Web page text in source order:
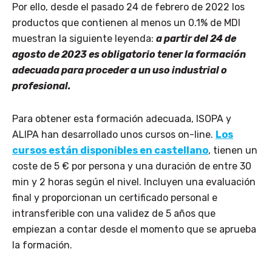
Por ello, desde el pasado 24 de febrero de 2022 los
productos que contienen al menos un 0.1% de MDI
muestran la siguiente leyenda: apartir del 24 de
agosto de 2023 es obligatorio tener la formación
adecuada para proceder a un uso industrial o
profesional.
Para obtener esta formación adecuada, ISOPA y
ALIPA han desarrollado unos cursos on-line. Los
cursos están disponibles en castellano, tienen un
coste de 5 € por persona y una duración de entre 30
min y 2 horas según el nivel. Incluyen una evaluación
final y proporcionan un certificado personal e
intransferible con una validez de 5 años que
empiezan a contar desde el momento que se aprueba
la formación.